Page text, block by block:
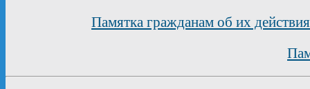
Памятка гражданам об их